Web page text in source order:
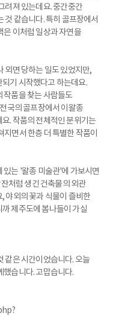
려져 있는데요. 중간중간
것 같습니다. 특히 골프장에서
은 이처럼 일상과 자연을
외면 당하는 일도 있었지만,
기 시작했다고 하는데요.
작품을 찾는 사람들도
국의 골프장에서 이왈종
. 작품의 전체적인 분위기는
면서 한층 더 특별한 작품이
있는 '왈종 미술관'에 가보시면
처럼 생긴 건축물의 외관
야외의 꽃과 식물이 즐비한
제주도에 봄나들이 가실
같은 시간이었습니다. 오늘
했습니다. 고맙습니다.